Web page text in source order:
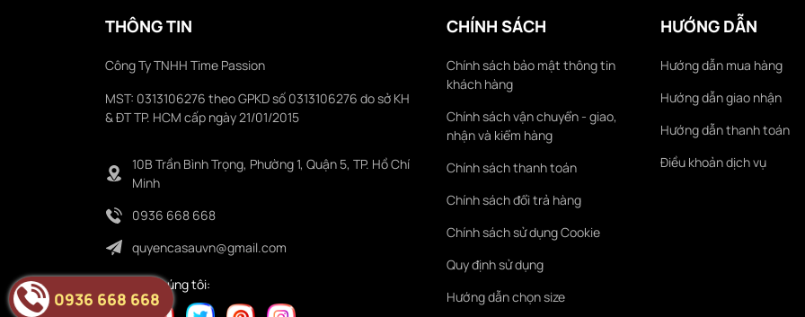
THÔNG TIN
Công Ty TNHH Time Passion
MST: 0313106276 theo GPKD số 0313106276 do sở KH
& ĐT TP. HCM cấp ngày 21/01/2015
10B Trần Bình Trọng, Phường 1, Quận 5, TP. Hồ Chí
Minh
0936 668 668
quyencasauvn@gmail.com
Folower chúng tôi:
CHÍNH SÁCH
Chính sách bảo mật thông tin
khách hàng
Chính sách vận chuyển - giao,
nhận và kiểm hàng
Chính sách thanh toán
Chính sách đổi trả hàng
Chính sách sử dụng Cookie
Quy định sử dụng
Hướng dẫn chọn size
HƯỚNG DẪN
Hướng dẫn mua hàng
Hướng dẫn giao nhận
Hướng dẫn thanh toán
Điều khoản dịch vụ
0936 668 668